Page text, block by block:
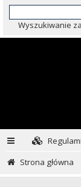
Wyszukiwanie
Strona główna